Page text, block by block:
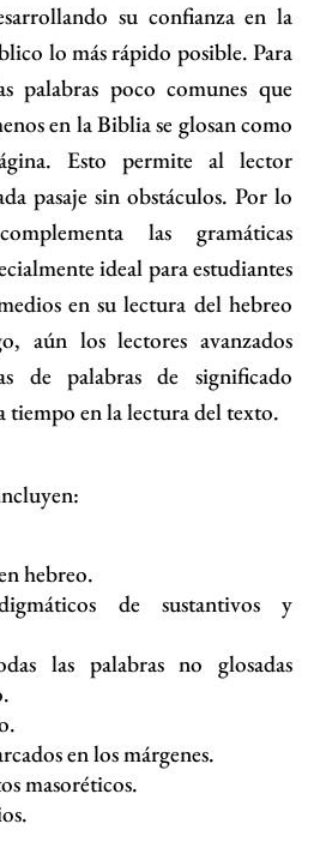
su confianza en la
lo más rápido posible. Para
palabras poco comunes que
en la Biblia se glosan como
Esto permite al lector
pasaje sin obstáculos. Por lo
las gramáticas
ideal para estudiantes
en su lectura del hebreo
aún los lectores avanzados
de palabras de significado
tiempo en la lectura del texto.
hebreo.
de sustantivos y
las palabras no glosadas
en los márgenes.
masoréticos.